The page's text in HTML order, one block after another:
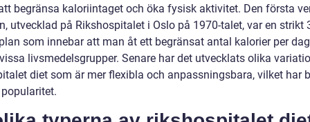
begränsa kaloriintaget och öka fysisk aktivitet. Den första
utvecklad på Rikshospitalet i Oslo på 1970-talet, var en strikt
som innebar att man åt ett begränsat antal kalorier per
livsmedelsgrupper. Senare har det utvecklats olika
diet som är mer flexibla och anpassningsbara, vilket har